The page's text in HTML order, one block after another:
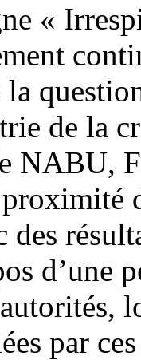
«
de la
NABU,
d’une
par